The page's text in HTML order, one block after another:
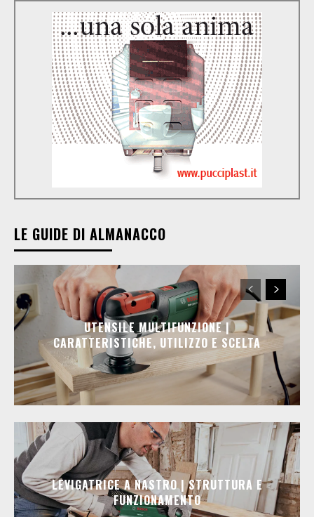
LE GUIDE DI ALMANACCO
UTENSILE MULTIFUNZIONE |
CARATTERISTICHE, UTILIZZO E SCELTA
LEVIGATRICE A NASTRO | STRUTTURA E
FUNZIONAMENTO